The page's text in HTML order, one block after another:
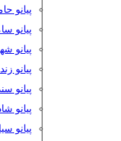
پیانو
پیانو
پیانو
پیانو
پیانو
پیانو
پیانو